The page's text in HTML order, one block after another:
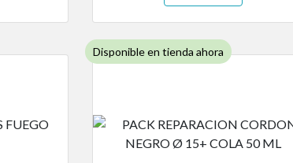
Disponible en tienda ahora